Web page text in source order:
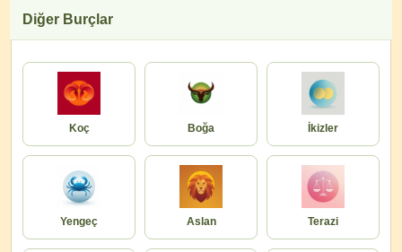
Diğer Burçlar
Koç Boğa İkizler
Yengeç Aslan Terazi